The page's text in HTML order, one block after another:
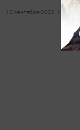
12 сентября 2022, 11:19